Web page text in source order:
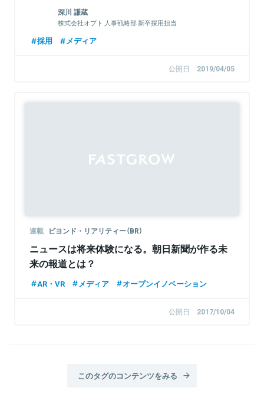
深川 謙蔵
株式会社オプト 人事戦略部 新卒採用担当
採用 メディア
公開日 2019/04/05
連載 ビヨンド・リアリティー（BR）
ニュースは将来体験になる。朝日新聞が作る未
来の報道とは？
AR・VR メディア オープンイノベーション
公開日 2017/10/04
このタグのコンテンツをみる